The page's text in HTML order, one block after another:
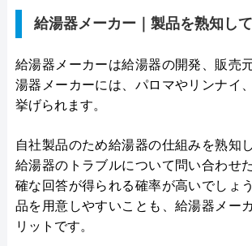
給湯器メーカー｜製品を熟知し
給湯器メーカーは給湯器の開発、販売
湯器メーカーには、パロマやリンナイ
挙げられます。
自社製品のため給湯器の仕組みを熟知
給湯器のトラブルについて問い合わせ
確な回答が得られる確率が高いでしょ
品を用意しやすいことも、給湯器メー
リットです。